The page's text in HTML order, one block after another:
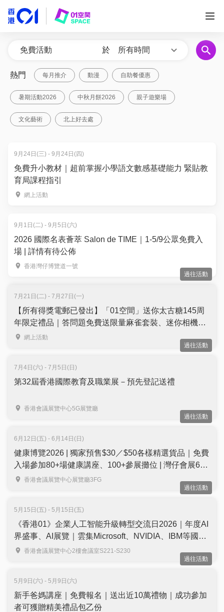
於 所有時間
熱門 每月推介 動漫 自助餐優惠
暑期活動2026 中秋月餅2026 親子遊樂場
文化藝術 北上好去處
9月24日(三) - 9月24日(四)
免費升小教材｜超前掌握小學語文數感基礎能力 緊貼教
育局課程指引
網上活動
9月1日(二) - 9月5日(六)
2026 國際名表薈萃 Salon de TIME｜1-5/9公眾免費入
場 | 詳情有待公佈
香港灣仔博覽道一號
過往活動
7月21日(二) - 7月27日(一)
【所有得獎電郵已發出】「01空間」送你太古糖145周
年限定禮品｜答問題免費送限量麻雀套裝、迷你相機及
迷你環保袋｜名額10個
網上活動
過往活動
7月4日(六) - 7月5日(日)
第32屆香港國際教育及職業展－預先登記送禮
香港會議展覽中心5G展覽廳
過往活動
6月12日(五) - 6月14日(日)
健康博覽2026 | 獨家預售$30／$50各樣精選貨品｜免費
入場參加80+場健康講座、100+參展攤位 | 灣仔會展6月
舉行香港會議展覽中心展覽廳3FG
過往活動
5月15日(五) - 5月15日(五)
《香港01》企業人工智能升級轉型交流日2026｜年度AI
界盛事、AI展覽｜雲集Microsoft、NVIDIA、IBM等國際
品牌代表同場分享｜免費學ChatGPT、DeepSeek V4等
香港會議展覽中心2樓會議室S221-S230
過往活動
5月9日(六) - 5月9日(六)
新手爸媽講座｜免費報名｜送出近10萬禮物｜成功參加
者可獲贈精美禮品包乙份